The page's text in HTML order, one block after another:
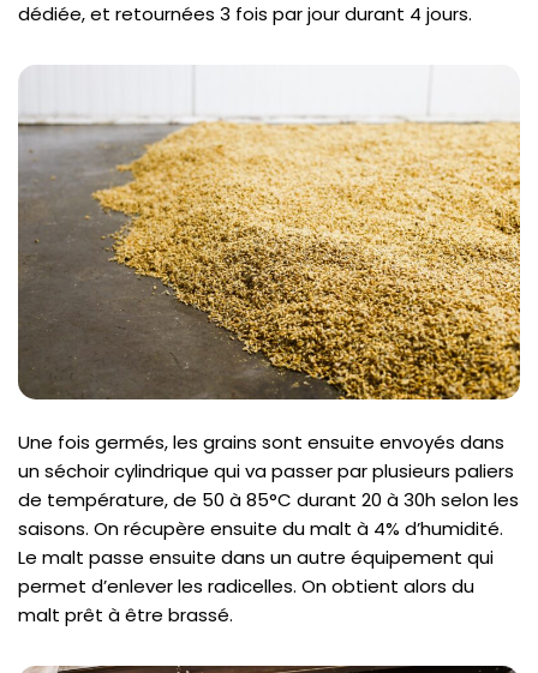
dédiée, et retournées 3 fois par jour durant 4 jours.
Une fois germés, les grains sont ensuite envoyés dans
un séchoir cylindrique qui va passer par plusieurs paliers
de température, de 50 à 85°C durant 20 à 30h selon les
saisons. On récupère ensuite du malt à 4% d’humidité.
Le malt passe ensuite dans un autre équipement qui
permet d’enlever les radicelles. On obtient alors du
malt prêt à être brassé.